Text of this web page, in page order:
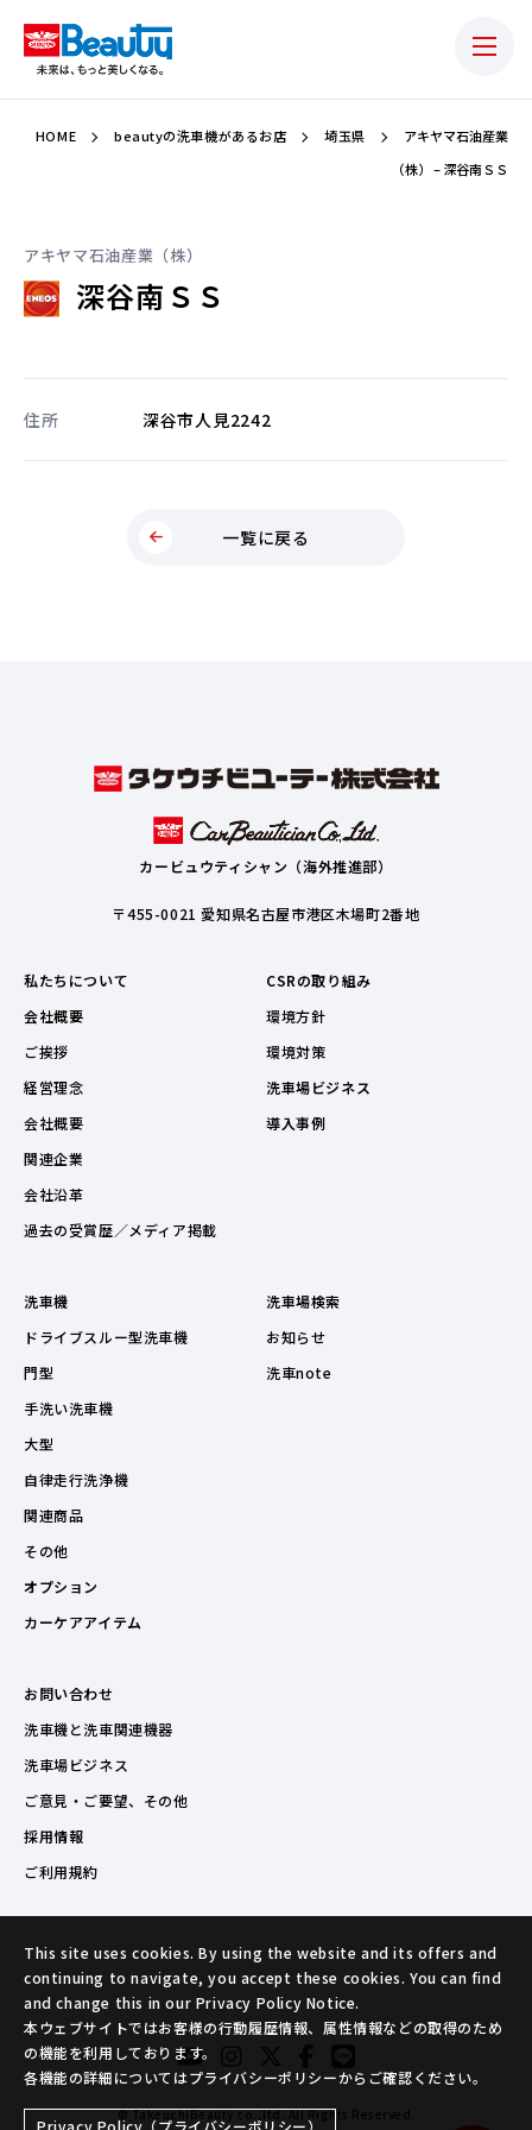
HOME beautyの洗車機があるお店 埼玉県
アキヤマ石油産業
（株） – 深谷南ＳＳ
アキヤマ石油産業（株）
深谷南ＳＳ
住所 深谷市人見2242
一覧に戻る
カービュウティシャン（海外推進部）
〒455-0021 愛知県名古屋市港区木場町2番地
私たちについて
会社概要
ご挨拶
経営理念
会社概要
関連企業
会社沿革
過去の受賞歴／メディア掲載
CSRの取り組み
環境方針
環境対策
洗車場ビジネス
導入事例
洗車機
ドライブスルー型洗車機
門型
手洗い洗車機
大型
自律走行洗浄機
関連商品
その他
オプション
カーケアアイテム
洗車場検索
お知らせ
洗車note
お問い合わせ
洗車機と洗車関連機器
洗車場ビジネス
ご意見・ご要望、その他
採用情報
ご利用規約
© TakeuchiBeauty co.,ltd. All Rights Reserved.
This site uses cookies. By using the website and its offers and
continuing to navigate, you accept these cookies. You can find
and change this in our Privacy Policy Notice.
本ウェブサイトではお客様の行動履歴情報、属性情報などの取得のため
の機能を利用しております。
各機能の詳細についてはプライバシーポリシーからご確認ください。
Privacy Policy（プライバシーポリシー）